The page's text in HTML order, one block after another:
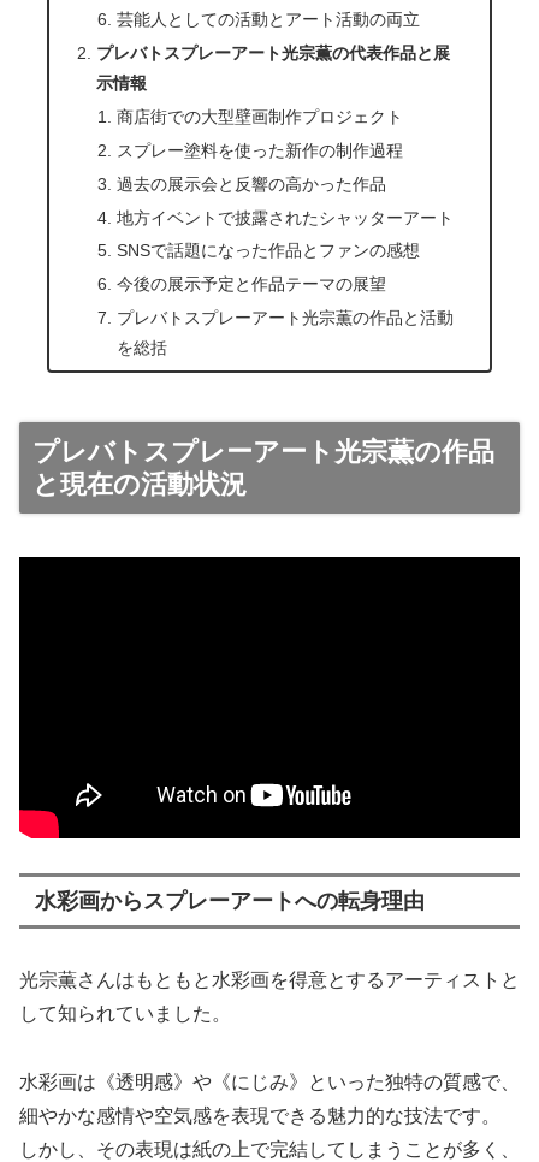
芸能人としての活動とアート活動の両立
プレバトスプレーアート光宗薫の代表作品と展
示情報
商店街での大型壁画制作プロジェクト
スプレー塗料を使った新作の制作過程
過去の展示会と反響の高かった作品
地方イベントで披露されたシャッターアート
SNSで話題になった作品とファンの感想
今後の展示予定と作品テーマの展望
プレバトスプレーアート光宗薫の作品と活動
を総括
プレバトスプレーアート光宗薫の作品
と現在の活動状況
水彩画からスプレーアートへの転身理由
光宗薫さんはもともと水彩画を得意とするアーティストと
して知られていました。
水彩画は《透明感》や《にじみ》といった独特の質感で、
細やかな感情や空気感を表現できる魅力的な技法です。
しかし、その表現は紙の上で完結してしまうことが多く、